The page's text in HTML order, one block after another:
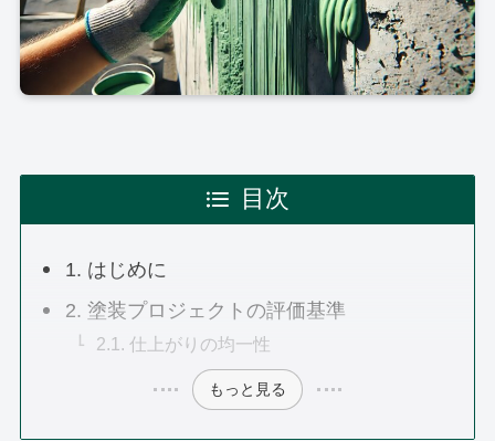
目次
1. はじめに
2. 塗装プロジェクトの評価基準
2.1. 仕上がりの均一性
もっと見る